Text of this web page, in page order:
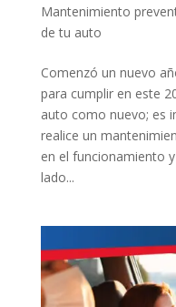
Mantenimiento
de tu auto
Comenzó un nuevo
para cumplir en este
auto como nuevo; es
realice un
en el funcionamiento
lado...